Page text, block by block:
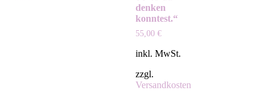
denken
konntest.“
55,00 €
inkl. MwSt.
zzgl.
Versandkosten